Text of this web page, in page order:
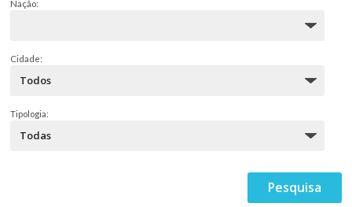
Nação:
Cidade:
Tipologia: